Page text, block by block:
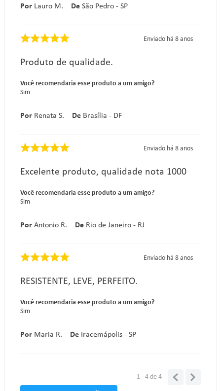
Por Lauro M. De São Pedro - SP
Enviado há 8 anos
Produto de qualidade.
Você recomendaria esse produto a um amigo?
Sim
Por Renata S. De Brasília - DF
Enviado há 8 anos
Excelente produto, qualidade nota 1000
Você recomendaria esse produto a um amigo?
Sim
Por Antonio R. De Rio de Janeiro - RJ
Enviado há 8 anos
RESISTENTE, LEVE, PERFEITO.
Você recomendaria esse produto a um amigo?
Sim
Por Maria R. De Iracemápolis - SP
1 - 4de 4